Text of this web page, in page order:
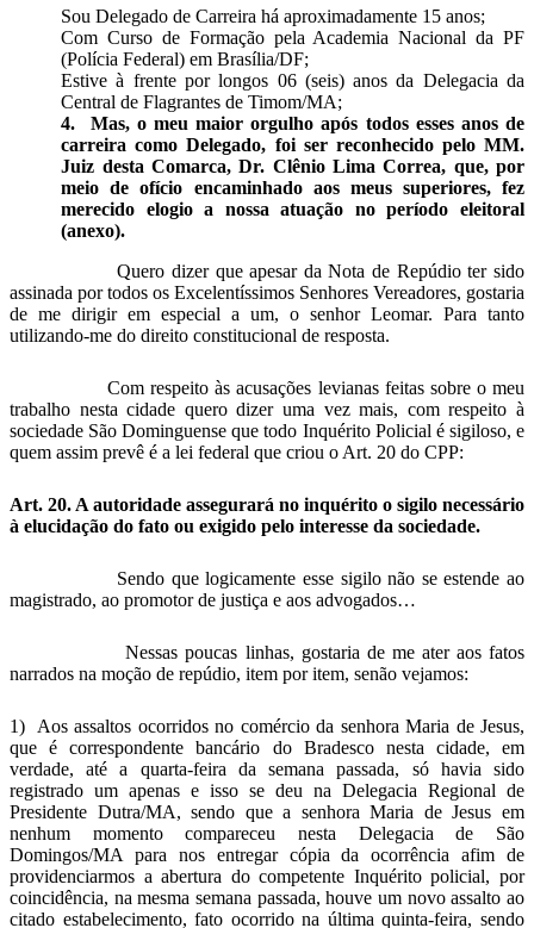
Sou Delegado de Carreira há aproximadamente 15 anos;
Com Curso de Formação pela Academia Nacional da PF
(Polícia Federal) em Brasília/DF;
Estive à frente por longos 06 (seis) anos da Delegacia da
Central de Flagrantes de Timom/MA;
4. Mas, o meu maior orgulho após todos esses anos de
carreira como Delegado, foi ser reconhecido pelo MM.
Juiz desta Comarca, Dr. Clênio Lima Correa, que, por
meio de ofício encaminhado aos meus superiores, fez
merecido elogio a nossa atuação no período eleitoral
(anexo).
Quero dizer que apesar da Nota de Repúdio ter sido
assinada por todos os Excelentíssimos Senhores Vereadores, gostaria
de me dirigir em especial a um, o senhor Leomar. Para tanto
utilizando-me do direito constitucional de resposta.
Com respeito às acusações levianas feitas sobre o meu
trabalho nesta cidade quero dizer uma vez mais, com respeito à
sociedade São Dominguense que todo Inquérito Policial é sigiloso, e
quem assim prevê é a lei federal que criou o Art. 20 do CPP:
Art. 20. A autoridade assegurará no inquérito o sigilo necessário
à elucidação do fato ou exigido pelo interesse da sociedade.
Sendo que logicamente esse sigilo não se estende ao
magistrado, ao promotor de justiça e aos advogados…
Nessas poucas linhas, gostaria de me ater aos fatos
narrados na moção de repúdio, item por item, senão vejamos:
1) Aos assaltos ocorridos no comércio da senhora Maria de Jesus,
que é correspondente bancário do Bradesco nesta cidade, em
verdade, até a quarta-feira da semana passada, só havia sido
registrado um apenas e isso se deu na Delegacia Regional de
Presidente Dutra/MA, sendo que a senhora Maria de Jesus em
nenhum momento compareceu nesta Delegacia de São
Domingos/MA para nos entregar cópia da ocorrência afim de
providenciarmos a abertura do competente Inquérito policial, por
coincidência, na mesma semana passada, houve um novo assalto ao
citado estabelecimento, fato ocorrido na última quinta-feira, sendo